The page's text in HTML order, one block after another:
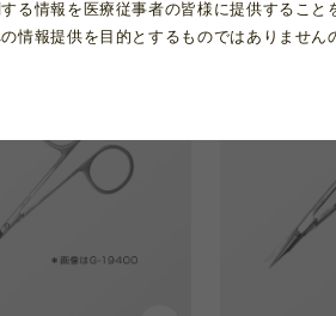
る情報を医療従事者の皆様に提供すること
情報提供を目的とするものではありません